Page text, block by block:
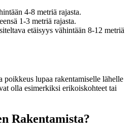
4-8 metriä rajasta.
1-3 metriä rajasta.
etäisyys vähintään 8-12 metriä
poikkeus lupaa rakentamiselle lähelle
olla esimerkiksi erikoiskohteet tai
Rakentamista?